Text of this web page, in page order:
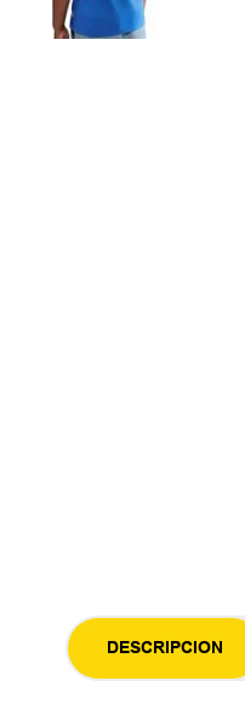
DESCRIPCION